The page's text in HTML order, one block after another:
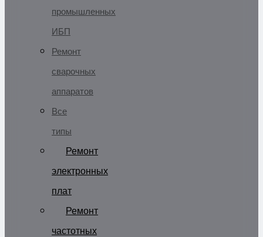
промышленных
ИБП
Ремонт
сварочных
аппаратов
Все
типы
Ремонт
электронных
плат
Ремонт
частотных